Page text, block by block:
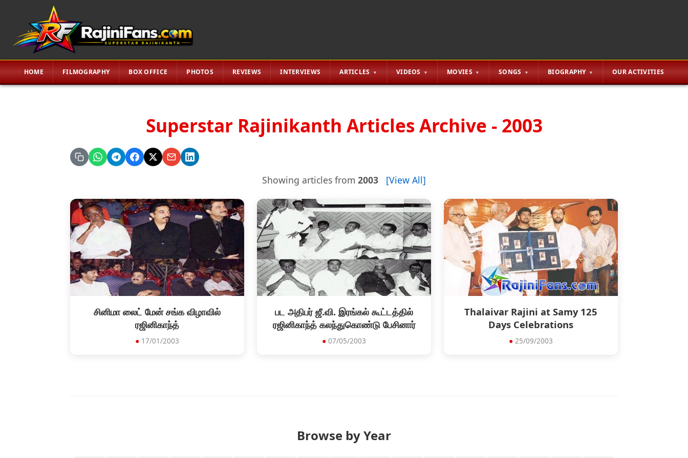
HOME FILMOGRAPHY BOX OFFICE PHOTOS REVIEWS INTERVIEWS ARTICLES VIDEOS MOVIES SONGS BIOGRAPHY OUR ACTIVITIES
Superstar Rajinikanth Articles Archive - 2003
Showing articles from 2003 [View All]
சினிமா லைட் மேன் சங்க விழாவில்
ரஜினிகாந்த்
● 17/01/2003
பட அதிபர் ஜீ.வி. இரங்கல் கூட்டத்தில்
ரஜினிகாந்த் கலந்துகொண்டு பேசினார்
● 07/05/2003
Thalaivar Rajini at Samy 125
Days Celebrations
● 25/09/2003
Browse by Year